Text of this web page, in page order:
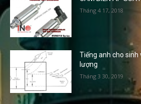
Tháng 4 17, 2018
Tiếng anh cho
lượng
Tháng 3 30, 2019